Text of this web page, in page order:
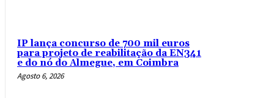
IP lança concurso de 700 mil euros
para projeto de reabilitação da EN341
e do nó do Almegue, em Coimbra
Agosto 6, 2026